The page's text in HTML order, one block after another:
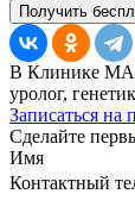
Получить
В Клинике
уролог,
Записаться на
Сделайте
Имя
Контактный